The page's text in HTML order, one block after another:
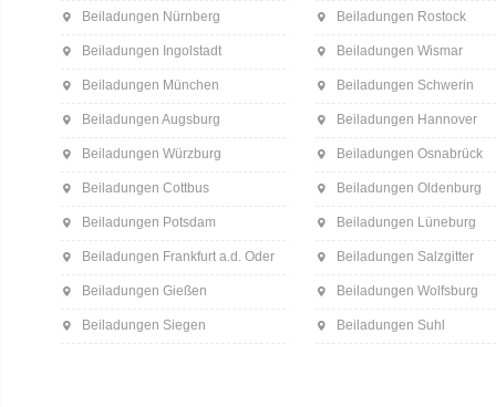
Beiladungen Nürnberg
Beiladungen Ingolstadt
Beiladungen München
Beiladungen Augsburg
Beiladungen Würzburg
Beiladungen Cottbus
Beiladungen Potsdam
Beiladungen Frankfurt a.d. Oder
Beiladungen Gießen
Beiladungen Siegen
Beiladungen Rostock
Beiladungen Wismar
Beiladungen Schwerin
Beiladungen Hannover
Beiladungen Osnabrück
Beiladungen Oldenburg
Beiladungen Lüneburg
Beiladungen Salzgitter
Beiladungen Wolfsburg
Beiladungen Suhl